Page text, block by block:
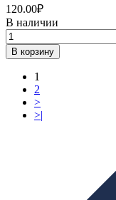
120.00₽
В наличии
В корзину
1
2
>
>|